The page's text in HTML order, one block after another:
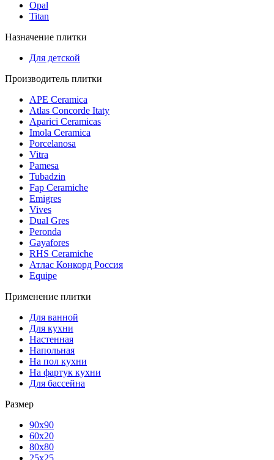
Opal
Titan
Назначение плитки
Для детской
Производитель плитки
APE Ceramica
Atlas Concorde Itaty
Aparici Ceramicas
Imola Ceramica
Porcelanosa
Vitra
Pamesa
Tubadzin
Fap Ceramiche
Emigres
Vives
Dual Gres
Peronda
Gayafores
RHS Ceramiche
Атлас Конкорд Россия
Equipe
Применение плитки
Для ванной
Для кухни
Настенная
Напольная
На пол кухни
На фартук кухни
Для бассейна
Размер
90х90
60х20
80х80
25x25